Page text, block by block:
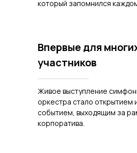
который запомнился
Впервые для
участников
Живое выступление
оркестра стало открытием
событием, выходящим за
корпоратива.